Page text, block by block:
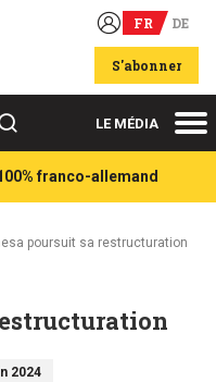
FR DE
S'abonner
LE MÉDIA
franco-allemand
poursuit sa restructuration
2024